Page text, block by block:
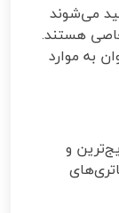
می‌شوند
هستند.
به موارد
و